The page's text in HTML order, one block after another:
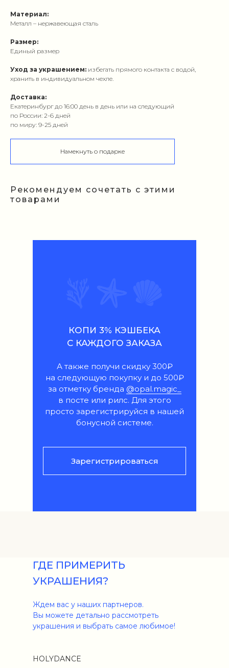
Материал:
Металл – нержавеющая сталь
Размер:
Единый размер
Уход за украшением: избегать прямого контакта с водой,
хранить в индивидуальном чехле.
Доставка:
Екатеринбург до 16:00 день в день или на следующий
по России: 2-6 дней
по миру: 9-25 дней
Намекнуть о подарке
Рекомендуем сочетать с этими
товарами
КОПИ 3% КЭШБЕКА
С КАЖДОГО ЗАКАЗА
Зарегистрироваться
А также получи скидку 300₽
на следующую покупку и до 500₽
за отметку бренда @opal.magic_
в посте или рилс. Для этого
просто зарегистрируйся в нашей
бонусной системе.
ГДЕ ПРИМЕРИТЬ
УКРАШЕНИЯ?
HOLYDANCE
Ждем вас у наших партнеров.
Вы можете детально рассмотреть
украшения и выбрать самое любимое!